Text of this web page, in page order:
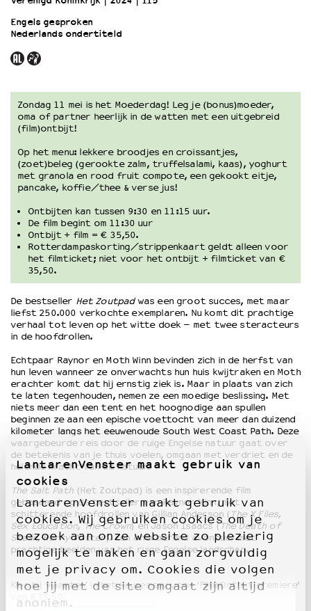
LantarenVenster maakt gebruik van
cookies
LantarenVenster maakt gebruik van
cookies. Wij gebruiken cookies om je
bezoek aan onze website zo plezierig
mogelijk te maken en gaan zorgvuldig
met je privacy om. Cookies die volgen
hoe jij met de site omgaat zijn altijd
anoniem.
OVER LANTARENVENSTER
Wat we doen
Word vriend
Historie
Partners
Huisregels
Privacyverklaring
Integriteits- en gedragscode
Culturele boycot Israël
Ruimte voor artistieke vrijheid – VNPF
Engels gesproken
Nederlands ondertiteld
Zondag 11 mei is het Moederdag! Leg je (bonus)moeder,
oma of partner heerlijk in de watten met een uitgebreid
(film)ontbijt!
Op het menu: lekkere broodjes en croissantjes,
(zoet)beleg (gerookte zalm, truffelsalami, kaas), yoghurt
met granola en rood fruit compote, een gekookt eitje,
pancake, koffie/thee & verse jus!
Ontbijten kan tussen 9:30 en 11:15 uur.
De film begint om 11:30 uur
Ontbijt + film = € 35,50.
Rotterdampaskorting/strippenkaart geldt alleen voor
het filmticket; niet voor het ontbijt + filmticket van €
35,50.
De bestseller Het Zoutpadwas een groot succes, met maar
liefst 250.000 verkochte exemplaren. Nu komt dit prachtige
verhaal tot leven op het witte doek – met twee steracteurs
in de hoofdrollen.
Echtpaar Raynor en Moth Winn bevinden zich in de herfst van
hun leven wanneer ze onverwachts hun huis kwijtraken en Moth
erachter komt dat hij ernstig ziek is. Maar in plaats van zich
te laten tegenhouden, nemen ze een moedige beslissing. Met
niets meer dan een tent en het hoognodige aan spullen
beginnen ze aan een epische voettocht van meer dan duizend
kilometer langs het eeuwenoude South West Coast Path. Deze
waargebeurde reis door de ruige Engelse natuur gaat over
de betekenis van je thuis voelen, omgaan met verdriet en de
helende kracht van de natuur.
The Salt Path(Het Zoutpad) is een inspirerende film
gebaseerd op de bestseller van Raynor Winn, met
schitterende hoofdrollen van Gillian Anderson ( The X Files,
Sex Education, The Crown) en Jason Isaacs (The Death of
Stalin, Harry Potter). Een ontroerend avontuur met
prachtige beelden van het ruige Engelse landschap.
Kies bij ‘kaarten’ in het keuzemenu voor ‘Film&Ontbijt premiere’
van €35,50.